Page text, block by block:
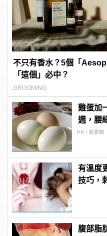
不只有香水？5個「
「這個」必中？
GROOMING
雞蛋加
週，腰
PR・新素簡
有溫度
技巧，
腹部脂